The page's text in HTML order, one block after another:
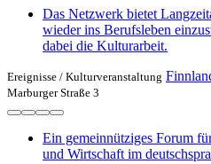
Das Netzwerk bietet
wieder ins Berufsleben
dabei die Kulturarbeit.
Ereignisse / Kulturveranstaltung
Marburger Straße 3
Ein gemeinnütziges Forum
und Wirtschaft im